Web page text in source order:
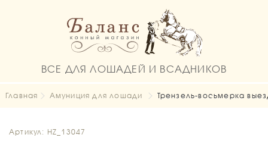
ВСЕ ДЛЯ ЛОШАДЕЙ И ВСАДНИКОВ
Главная Амуниция для лошади Трензель-восьмерка
Артикул: HZ_13047